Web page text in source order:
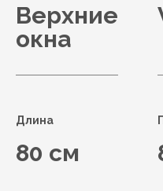
Верхние
окна
Длина
80 см